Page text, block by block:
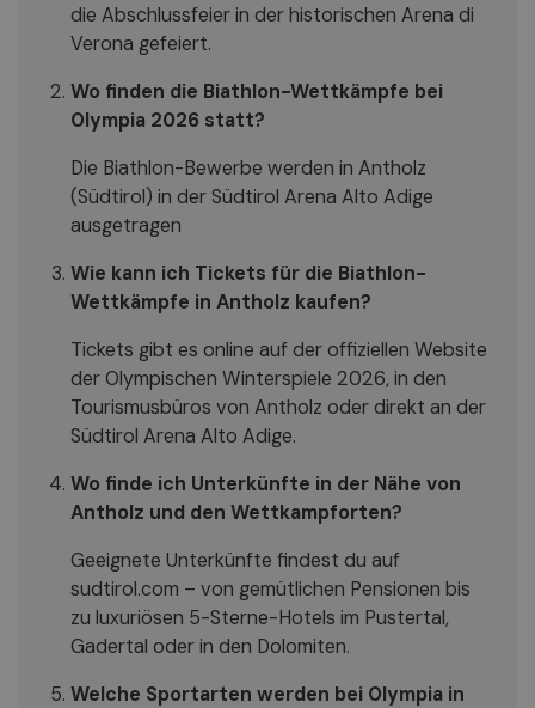
die Abschlussfeier in der historischen Arena di
Verona gefeiert.
Wo finden die Biathlon-Wettkämpfe bei
Olympia 2026 statt?
Die Biathlon-Bewerbe werden in Antholz
(Südtirol) in der Südtirol Arena Alto Adige
ausgetragen
Wie kann ich Tickets für die Biathlon-
Wettkämpfe in Antholz kaufen?
Tickets gibt es online auf der offiziellen Website
der Olympischen Winterspiele 2026, in den
Tourismusbüros von Antholz oder direkt an der
Südtirol Arena Alto Adige.
Wo finde ich Unterkünfte in der Nähe von
Antholz und den Wettkampforten?
Geeignete Unterkünfte findest du auf
sudtirol.com – von gemütlichen Pensionen bis
zu luxuriösen 5-Sterne-Hotels im Pustertal,
Gadertal oder in den Dolomiten.
Welche Sportarten werden bei Olympia in